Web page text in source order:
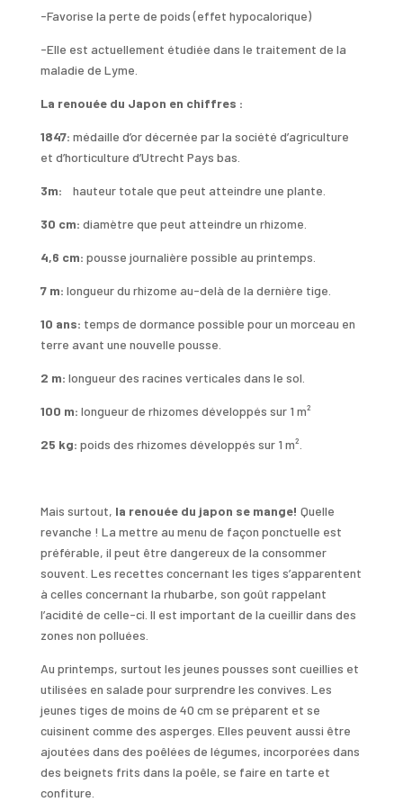
-Favorise la perte de poids (effet hypocalorique)
-Elle est actuellement étudiée dans le traitement de la
maladie de Lyme.
La renouée du Japon en chiffres :
1847: médaille d’or décernée par la société d’agriculture
et d’horticulture d’Utrecht Pays bas.
3m: hauteur totale que peut atteindre une plante.
30 cm: diamètre que peut atteindre un rhizome.
4,6 cm: pousse journalière possible au printemps.
7 m: longueur du rhizome au-delà de la dernière tige.
10 ans: temps de dormance possible pour un morceau en
terre avant une nouvelle pousse.
2 m: longueur des racines verticales dans le sol.
100 m: longueur de rhizomes développés sur 1 m²
25 kg: poids des rhizomes développés sur 1 m².
Mais surtout, la renouée du japon se mange! Quelle
revanche ! La mettre au menu de façon ponctuelle est
préférable, il peut être dangereux de la consommer
souvent. Les recettes concernant les tiges s’apparentent
à celles concernant la rhubarbe, son goût rappelant
l’acidité de celle-ci. Il est important de la cueillir dans des
zones non polluées.
Au printemps, surtout les jeunes pousses sont cueillies et
utilisées en salade pour surprendre les convives. Les
jeunes tiges de moins de 40 cm se préparent et se
cuisinent comme des asperges. Elles peuvent aussi être
ajoutées dans des poêlées de légumes, incorporées dans
des beignets frits dans la poêle, se faire en tarte et
confiture.